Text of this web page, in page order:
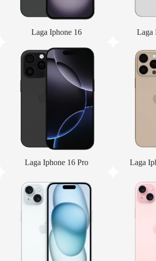
Laga Iphone 16 Laga
Laga Iphone 16 Pro Laga